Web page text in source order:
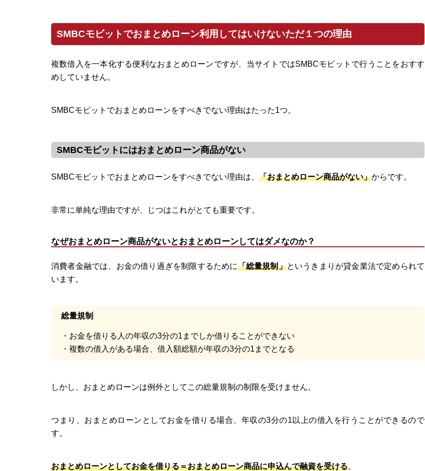
SMBCモビットでおまとめローン利用してはいけないただ１つの理由
複数借入を一本化する便利なおまとめローンですが、当サイトではSMBCモビットで行うことをおすす
めしていません。
SMBCモビットでおまとめローンをすべきでない理由はたった1つ。
SMBCモビットにはおまとめローン商品がない
SMBCモビットでおまとめローンをすべきでない理由は、 「おまとめローン商品がない」からです。
非常に単純な理由ですが、じつはこれがとても重要です。
なぜおまとめローン商品がないとおまとめローンしてはダメなのか？
消費者金融では、お金の借り過ぎを制限するために「総量規制」というきまりが貸金業法で定められて
います。
総量規制
・お金を借りる人の年収の3分の1までしか借りることができない
・複数の借入がある場合、借入額総額が年収の3分の1までとなる
しかし、おまとめローンは例外としてこの総量規制の制限を受けません。
つまり、おまとめローンとしてお金を借りる場合、年収の3分の1以上の借入を行うことができるので
す。
おまとめローンとしてお金を借りる＝おまとめローン商品に申込んで融資を受ける。